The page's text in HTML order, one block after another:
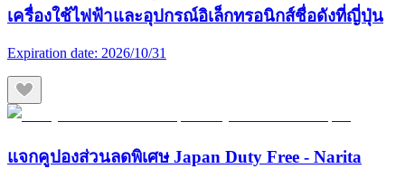
เครื่องใช้ไฟฟ้าและอุปกรณ์อิเล็กทรอนิกส์ชื่อดังที่ญี่ปุ่น
Expiration date: 2026/10/31
แจกคูปองส่วนลดพิเศษ Japan Duty Free - Narita